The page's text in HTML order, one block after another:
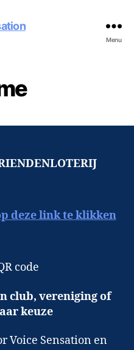
Menu
deze link te klikken
code
club, vereniging of
keuze
Voice Sensation en